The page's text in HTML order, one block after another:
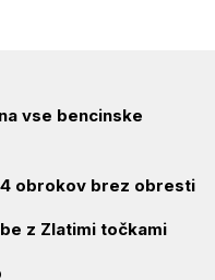
vse bencinske
obrokov brez obresti
z Zlatimi točkami